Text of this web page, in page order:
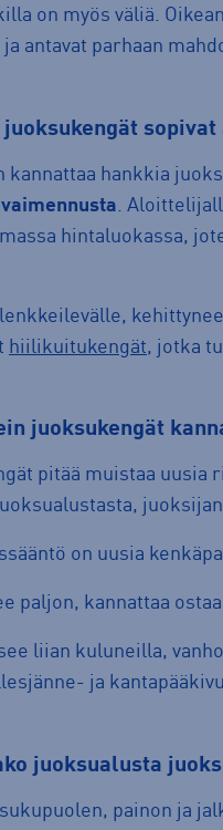
on myös väliä.
antavat parhaan
juoksukengät
hankkia
.
hintaluokassa,
hiilikuitukengät, jotka
juoksukengät
pitää muistaa uusia
on uusia
paljon, kannattaa
liian kuluneilla,
ja
juoksualusta
painon ja